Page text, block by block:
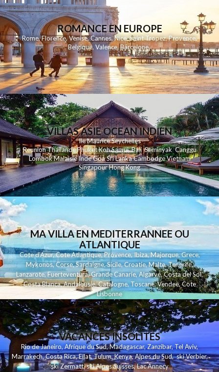
ROMANCE EN EUROPE
Rome,Florence,Venise,Cannes,Nice,Saint Tropez,Provence,
Belgique,Valence,Barcelone,
VILLAS ASIE OCEAN INDIEN
Ile MauriceSeychelles
ReunionThailandePhuketKohSamui Bali SeminyakCanggu
LombokMalaisieIndeGoaSri LankaCambodgeVietnam
SingapourHong Kong
MA VILLA EN MEDITERRANNEE OU
ATLANTIQUE
Cote d'Azur,Cote Atlantique,Provence,Ibiza,Majorque,Grece,
Mykonos,Corse,Sardaigne,Sicile,Croatie,Malte,Tenerife,
Lanzarote,Fuerteventura,Grande Canarie,Algarve,Costa del Sol,
Costa Blanca,Andalousie,Catalogne,Toscane,Vendee,Cote
Lisbonne
VACANCES INSOLITES
Rio de Janeiro,Afrique du Sud,Madagascar,Zanzibar,Tel Aviv,
Marrakech,Costa Rica,Eilat,Tulum,Kenya,Alpes du Sud,ski Verbier,
ski Zermatt,ski Alpes Suisses,Lac Annecy